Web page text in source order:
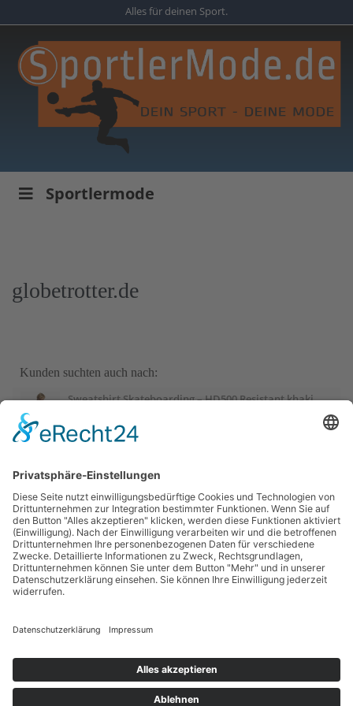
to
content
Alles für deinen Sport.
Sportlermode
globetrotter.de
Kunden suchten auch nach:
Sweatshirt Skateboarding – HD500 Resistant khaki
Judoanzug 100 Kinder
Sport-Thieme Mini-Basketball „Playground“, Blau
Sportime Kickertisch „Connect & Play“ Stadion Edition,
Blau-Weiß